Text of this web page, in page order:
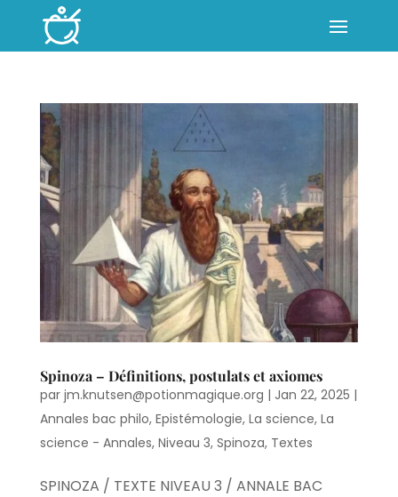
Spinoza – Définitions, postulats et axiomes
par jm.knutsen@potionmagique.org | Jan 22, 2025 |
Annales bac philo, Epistémologie, La science, La
science - Annales, Niveau 3, Spinoza, Textes
SPINOZA / TEXTE NIVEAU 3 / ANNALE BAC